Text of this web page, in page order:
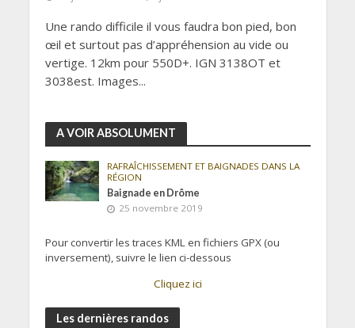
Une rando difficile il vous faudra bon pied, bon
œil et surtout pas d’appréhension au vide ou
vertige. 12km pour 550D+. IGN 3138OT et
3038est. Images...
A VOIR ABSOLUMENT
RAFRAÎCHISSEMENT ET BAIGNADES DANS LA
RÉGION
Baignade en Drôme
25 novembre 2019
Pour convertir les traces KML en fichiers GPX (ou
inversement), suivre le lien ci-dessous
Cliquez ici
Les dernières randos